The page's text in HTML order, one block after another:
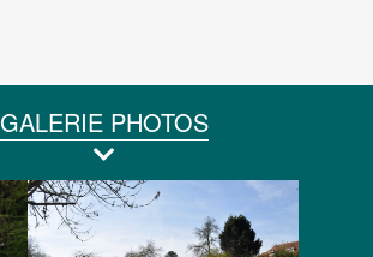
GALERIE PHOTOS